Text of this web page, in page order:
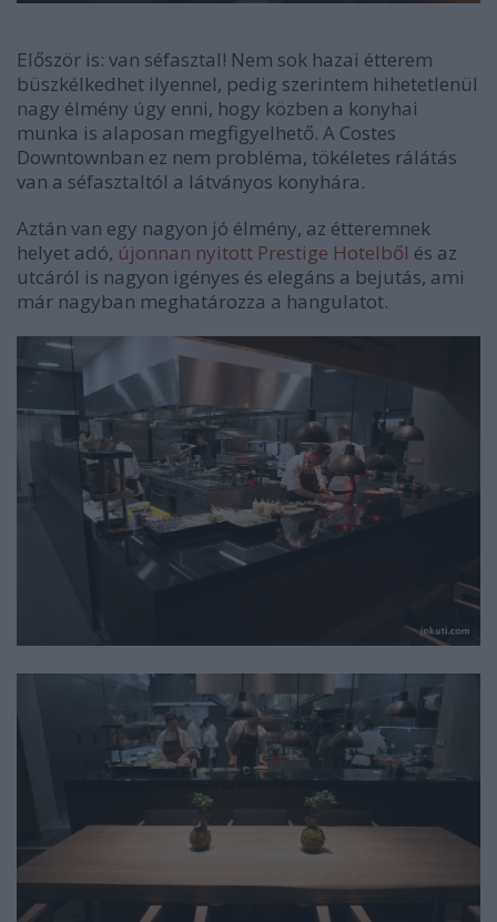
Először is: van séfasztal! Nem sok hazai étterem
büszkélkedhet ilyennel, pedig szerintem hihetetlenül
nagy élmény úgy enni, hogy közben a konyhai
munka is alaposan megfigyelhető. A Costes
Downtownban ez nem probléma, tökéletes rálátás
van a séfasztaltól a látványos konyhára.
Aztán van egy nagyon jó élmény, az étteremnek
helyet adó, újonnan nyitott Prestige Hotelből és az
utcáról is nagyon igényes és elegáns a bejutás, ami
már nagyban meghatározza a hangulatot.